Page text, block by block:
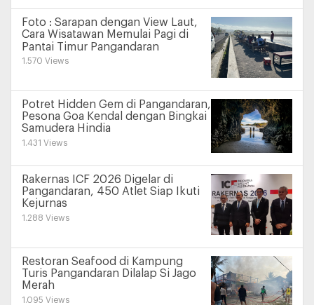
Foto : Sarapan dengan View Laut,
Cara Wisatawan Memulai Pagi di
Pantai Timur Pangandaran
1.570 Views
Potret Hidden Gem di Pangandaran,
Pesona Goa Kendal dengan Bingkai
Samudera Hindia
1.431 Views
Rakernas ICF 2026 Digelar di
Pangandaran, 450 Atlet Siap Ikuti
Kejurnas
1.288 Views
Restoran Seafood di Kampung
Turis Pangandaran Dilalap Si Jago
Merah
1.095 Views